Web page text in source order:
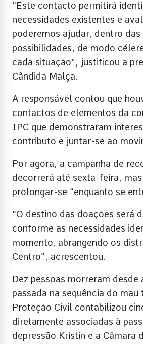
“Este contacto permitirá
necessidades existentes e
poderemos ajudar, dentro das
possibilidades, de modo
cada situação”, justificou a
Cândida Malça.
A responsável contou que
contactos de elementos da
IPC que demonstraram
contributo e juntar-se ao
Por agora, a campanha de
decorrerá até sexta-feira,
prolongar-se “enquanto se
“O destino das doações será
conforme as necessidades
momento, abrangendo os
Centro”, acrescentou.
Dez pessoas morreram desde
passada na sequência do mau
Proteção Civil contabilizou
diretamente associadas à
depressão Kristin e a Câmara